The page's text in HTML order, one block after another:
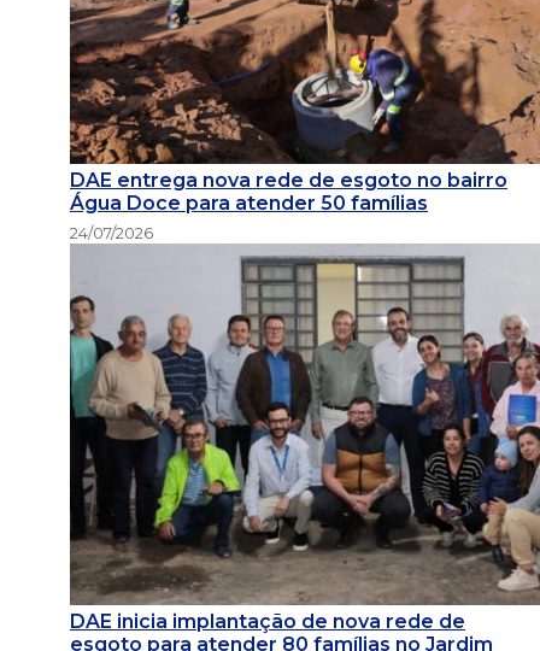
DAE entrega nova rede de esgoto no bairro
Água Doce para atender 50 famílias
24/07/2026
DAE inicia implantação de nova rede de
esgoto para atender 80 famílias no Jardim